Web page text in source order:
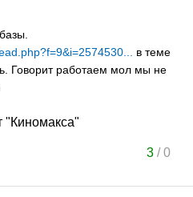
в теме
Говорит работаем мол мы не
"Киномакса"
3/0